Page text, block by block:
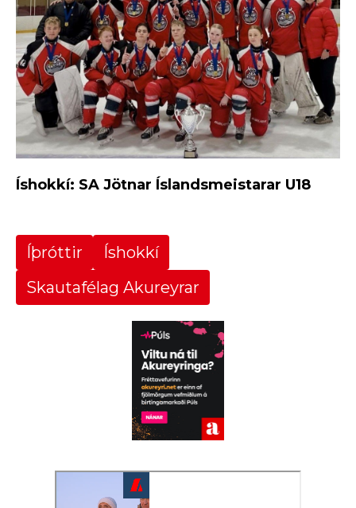
Íshokkí: SA Jötnar Íslandsmeistarar U18
Íþróttir
Íshokkí
Skautafélag Akureyrar